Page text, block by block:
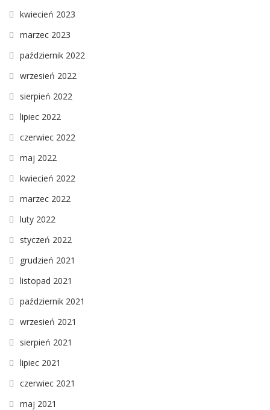
kwiecień 2023
marzec 2023
październik 2022
wrzesień 2022
sierpień 2022
lipiec 2022
czerwiec 2022
maj 2022
kwiecień 2022
marzec 2022
luty 2022
styczeń 2022
grudzień 2021
listopad 2021
październik 2021
wrzesień 2021
sierpień 2021
lipiec 2021
czerwiec 2021
maj 2021